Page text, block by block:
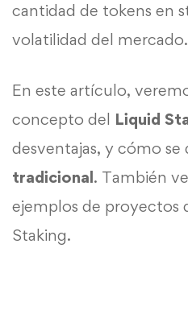
cantidad de tokens en
volatilidad del mercado.
En este artículo,
concepto del Liquid
desventajas, y cómo se
tradicional. También
ejemplos de proyectos
Staking.